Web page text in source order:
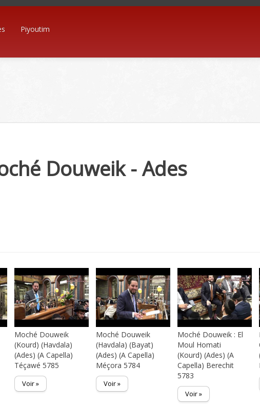
Piyoutim
Douweik - Ades
Moché Douweik
(Kourd) (Havdala)
(Ades) (A Capella)
Téçawé 5785
Voir »
Moché Douweik
(Havdala) (Bayat)
(Ades) (A Capella)
Méçora 5784
Voir »
Moché Douweik : El
Moul Homati
(Kourd) (Ades) (A
Capella) Berechit
5783
Voir »